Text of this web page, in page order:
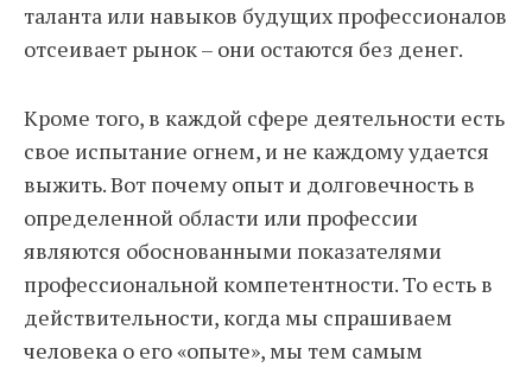
таланта или навыков будущих профессионалов
отсеивает рынок – они остаются без денег.
Кроме того, в каждой сфере деятельности есть
свое испытание огнем, и не каждому удается
выжить. Вот почему опыт и долговечность в
определенной области или профессии
являются обоснованными показателями
профессиональной компетентности. То есть в
действительности, когда мы спрашиваем
человека о его «опыте», мы тем самым